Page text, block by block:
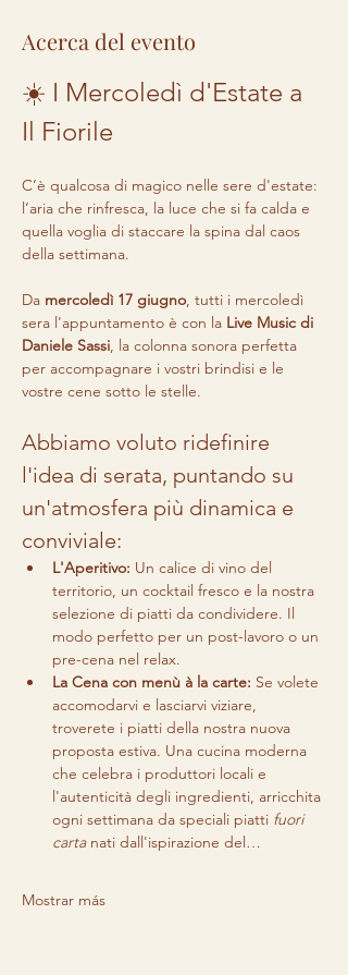
Acerca del evento
☀️ I Mercoledì d'Estate a
Il Fiorile
C’è qualcosa di magico nelle sere d'estate:
l’aria che rinfresca, la luce che si fa calda e
quella voglia di staccare la spina dal caos
della settimana.
Da mercoledì 17 giugno, tutti i mercoledì
sera l'appuntamento è con la Live Music di
Daniele Sassi, la colonna sonora perfetta
per accompagnare i vostri brindisi e le
vostre cene sotto le stelle.
Abbiamo voluto ridefinire
l'idea di serata, puntando su
un'atmosfera più dinamica e
conviviale:
L'Aperitivo: Un calice di vino del
territorio, un cocktail fresco e la nostra
selezione di piatti da condividere. Il
modo perfetto per un post-lavoro o un
pre-cena nel relax.
La Cena con menù à la carte: Se volete
accomodarvi e lasciarvi viziare,
troverete i piatti della nostra nuova
proposta estiva. Una cucina moderna
che celebra i produttori locali e
l'autenticità degli ingredienti, arricchita
ogni settimana da speciali piatti fuori
carta nati dall'ispirazione del…
Mostrar más